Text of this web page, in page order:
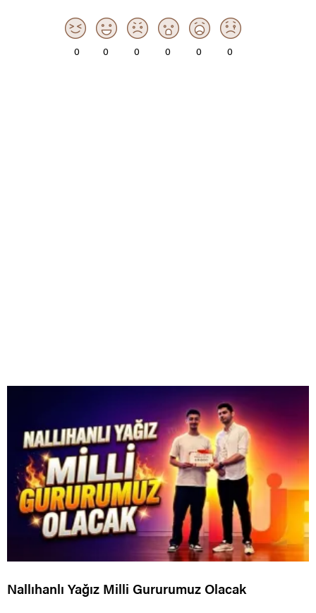
0 0 0 0 0 0
Nallıhanlı Yağız Milli Gururumuz Olacak